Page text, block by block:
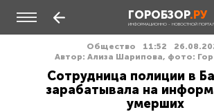
ГОРОБЗОР.РУ
ИНФОРМАЦИОННО - НОВОСТНОЙ ПОРТАЛ
Общество 11:52
Автор: Ализа Шарипова, фото:
Сотрудница полиции в
зарабатывала на
умерших